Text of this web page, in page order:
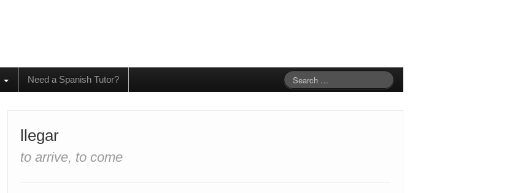
Need a Spanish Tutor?
llegar
to arrive, to come